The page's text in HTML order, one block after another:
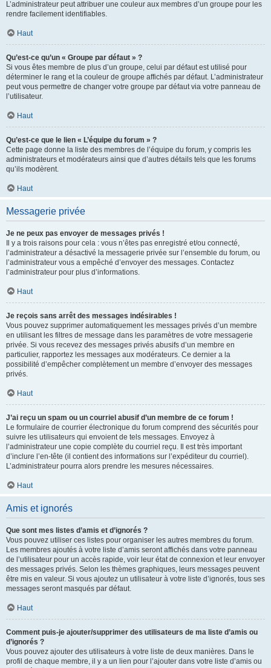
L’administrateur peut attribuer une couleur aux membres d’un groupe pour les
rendre facilement identifiables.
Haut
Qu’est-ce qu’un « Groupe par défaut » ?
Si vous êtes membre de plus d’un groupe, celui par défaut est utilisé pour
déterminer le rang et la couleur de groupe affichés par défaut. L’administrateur
peut vous permettre de changer votre groupe par défaut via votre panneau de
l’utilisateur.
Haut
Qu’est-ce que le lien « L’équipe du forum » ?
Cette page donne la liste des membres de l’équipe du forum, y compris les
administrateurs et modérateurs ainsi que d’autres détails tels que les forums
qu’ils modèrent.
Haut
Messagerie privée
Je ne peux pas envoyer de messages privés !
Il y a trois raisons pour cela : vous n’êtes pas enregistré et/ou connecté,
l’administrateur a désactivé la messagerie privée sur l’ensemble du forum, ou
l’administrateur vous a empêché d’envoyer des messages. Contactez
l’administrateur pour plus d’informations.
Haut
Je reçois sans arrêt des messages indésirables !
Vous pouvez supprimer automatiquement les messages privés d’un membre
en utilisant les filtres de message dans les paramètres de votre messagerie
privée. Si vous recevez des messages privés abusifs d’un membre en
particulier, rapportez les messages aux modérateurs. Ce dernier a la
possibilité d’empêcher complètement un membre d’envoyer des messages
privés.
Haut
J’ai reçu un spam ou un courriel abusif d’un membre de ce forum !
Le formulaire de courrier électronique du forum comprend des sécurités pour
suivre les utilisateurs qui envoient de tels messages. Envoyez à
l’administrateur une copie complète du courriel reçu. Il est très important
d’inclure l’en-tête (il contient des informations sur l’expéditeur du courriel).
L’administrateur pourra alors prendre les mesures nécessaires.
Haut
Amis et ignorés
Que sont mes listes d’amis et d’ignorés ?
Vous pouvez utiliser ces listes pour organiser les autres membres du forum.
Les membres ajoutés à votre liste d’amis seront affichés dans votre panneau
de l’utilisateur pour un accès rapide, voir leur état de connexion et leur envoyer
des messages privés. Selon les thèmes graphiques, leurs messages peuvent
être mis en valeur. Si vous ajoutez un utilisateur à votre liste d’ignorés, tous ses
messages seront masqués par défaut.
Haut
Comment puis-je ajouter/supprimer des utilisateurs de ma liste d’amis ou
d’ignorés ?
Vous pouvez ajouter des utilisateurs à votre liste de deux manières. Dans le
profil de chaque membre, il y a un lien pour l’ajouter dans votre liste d’amis ou